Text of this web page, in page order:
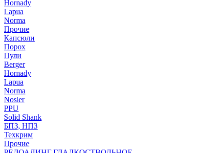
Hornady
Lapua
Norma
Прочие
Капсюли
Порох
Пули
Berger
Hornady
Lapua
Norma
Nosler
PPU
Solid Shank
БПЗ, НПЗ
Техкрим
Прочие